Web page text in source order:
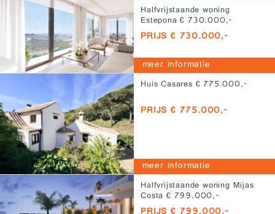
Halfvrijstaande woning
Estepona € 730.000,-
PRIJS € 730.000,-
meer informatie
Huis Casares € 775.000,-
PRIJS € 775.000,-
meer informatie
Halfvrijstaande woning Mijas
Costa € 799.000,-